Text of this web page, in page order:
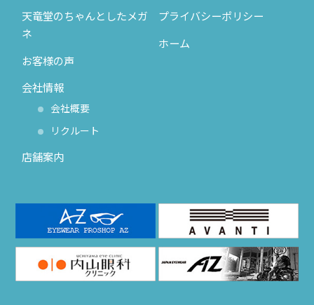
天竜堂のちゃんとしたメガ
ネ
お客様の声
会社情報
会社概要
リクルート
店舗案内
プライバシーポリシー
ホーム